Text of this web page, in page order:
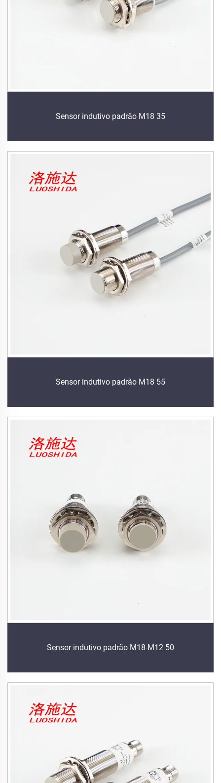
Sensor indutivo padrão M18 35
Sensor indutivo padrão M18 55
Sensor indutivo padrão M18-M12 50